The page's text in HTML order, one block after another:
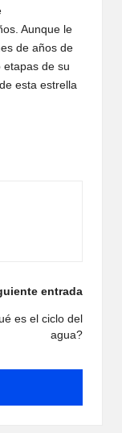
Aunque le
de años de
etapas de su
esta estrella
entrada
es el ciclo del
agua?